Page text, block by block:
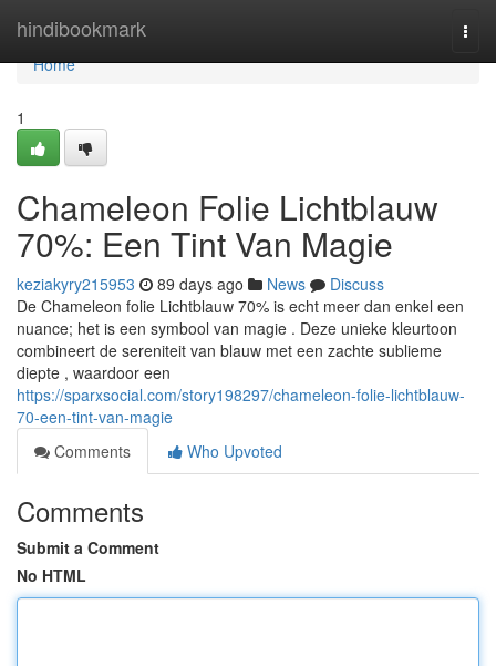
hindibookmark
Home
Home
1
Chameleon Folie Lichtblauw
70%: Een Tint Van Magie
keziakyry215953 89 days ago News
Discuss
De Chameleon folie Lichtblauw 70% is echt meer dan enkel een
nuance; het is een symbool van magie . Deze unieke kleurtoon
combineert de sereniteit van blauw met een zachte sublieme
diepte , waardoor een
https://sparxsocial.com/story198297/chameleon-folie-lichtblauw-
70-een-tint-van-magie
Comments
Who Upvoted
Comments
Submit a Comment
No HTML